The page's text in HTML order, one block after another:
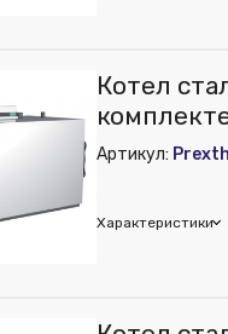
Котел
Ferroli
Артикул:
Характеристики